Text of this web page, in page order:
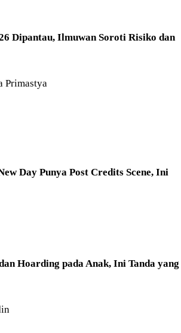
Dipantau, Ilmuwan Soroti Risiko dan
Primastya
Day Punya Post Credits Scene, Ini
Hoarding pada Anak, Ini Tanda yang